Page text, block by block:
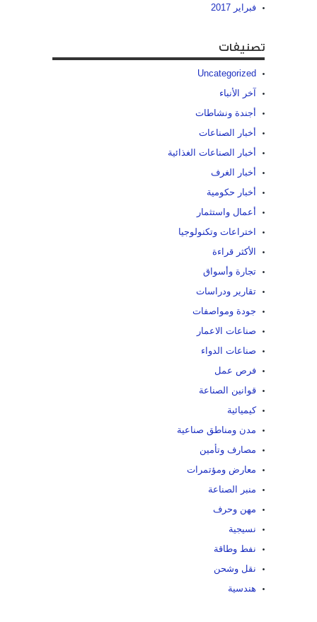
فبراير 2017
تصنيفات
Uncategorized
آخر الأنباء
أجندة ونشاطات
أخبار الصناعات
أخبار الصناعات الغذائية
أخبار الغرف
أخبار حكومية
أعمال واستثمار
اختراعات وتكنولوجيا
الأكثر قراءة
تجارة وأسواق
تقارير ودراسات
جودة ومواصفات
صناعات الاعمار
صناعات الدواء
فرص عمل
قوانين الصناعة
كيميائية
مدن ومناطق صناعية
مصارف وتأمين
معارض ومؤتمرات
منبر الصناعة
مهن وحرف
نسيجية
نفط وطاقة
نقل وشحن
هندسية